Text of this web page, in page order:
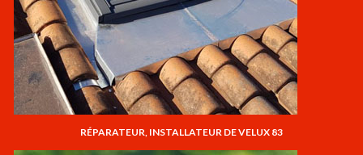
RÉPARATEUR, INSTALLATEUR DE VELUX 83